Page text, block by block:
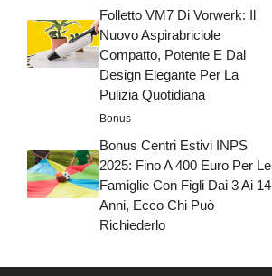
Folletto VM7 Di Vorwerk: Il
Nuovo Aspirabriciole
Compatto, Potente E Dal
Design Elegante Per La
Pulizia Quotidiana
Bonus
Bonus Centri Estivi INPS
2025: Fino A 400 Euro Per Le
Famiglie Con Figli Dai 3 Ai 14
Anni, Ecco Chi Può
Richiederlo